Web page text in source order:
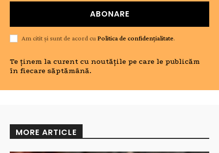
ABONARE
Am citit și sunt de acord cuPolitica de confidențialitate.
Te ținem la curent cu noutățile pe care le publicăm
în fiecare săptămână.
MORE ARTICLE